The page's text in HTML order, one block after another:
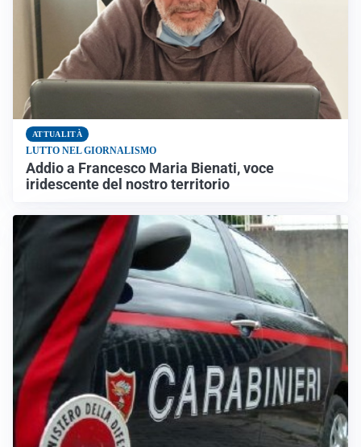
ATTUALITÀ
LUTTO NEL GIORNALISMO
Addio a Francesco Maria Bienati, voce
iridescente del nostro territorio